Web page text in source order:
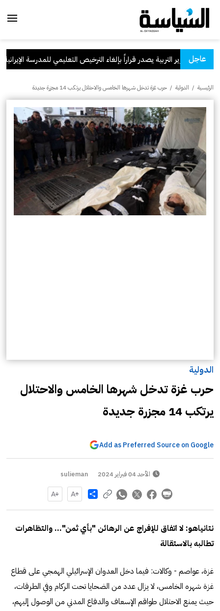
عاجل
وزير التربية يصدر قراراً بإلغاء الترخيص التعليمي للمدرسة الإيرانية
الرئيسية / الدولية / حرب غزة تدخل شهرها الخامس والاحتلال يرتكب 14 مجزرة جديدة
الدولية
حرب غزة تدخل شهرها الخامس والاحتلال
يرتكب 14 مجزرة جديدة
Add as Preferred Source on Google
الأحد 04 فبراير 2024 sulieman
Share
نتانياهو: لا اتفاق للإفراج عن الرهائن "بأي ثمن"… والتظاهرات
تطالبه بالاستقالة
غزة، عواصم - وكالات: فيما دخل العدوان الإسرائيلي الهمجي على قطاع
غزة شهره الخامس، لا يزال عدد من الضحايا تحت الركام وفي الطرقات،
حيث يمنع الاحتلال طواقم الإسعاف والدفاع المدني من الوصول إليهم،